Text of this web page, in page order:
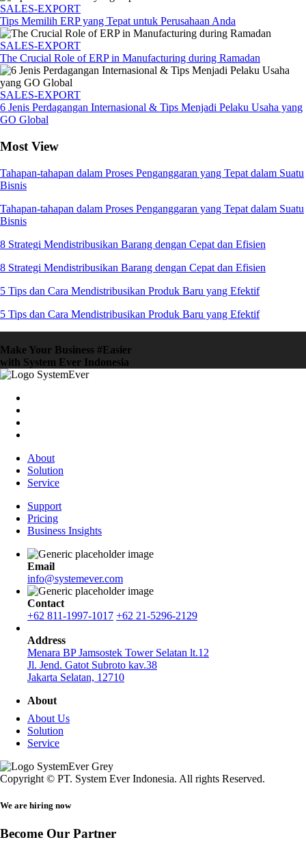
SALES-EXPORT
Tips Memilih ERP yang Tepat untuk Perusahaan Anda
SALES-EXPORT
The Crucial Role of ERP in Manufacturing during Ramadan
SALES-EXPORT
6 Jenis Perdagangan Internasional & Tips Menjadi Pelaku Usaha yang
GO Global
Most View
Tahapan-tahapan dalam Proses Penganggaran yang Tepat dalam Suatu
Bisnis
Tahapan-tahapan dalam Proses Penganggaran yang Tepat dalam Suatu
Bisnis
8 Strategi Mendistribusikan Barang dengan Cepat dan Efisien
8 Strategi Mendistribusikan Barang dengan Cepat dan Efisien
5 Tips dan Cara Mendistribusikan Produk Baru yang Efektif
5 Tips dan Cara Mendistribusikan Produk Baru yang Efektif
Make Your Business #Easier
with System Ever Indonesia
About
Solution
Service
Support
Pricing
Business Insights
Email
info@systemever.com
Contact
+62 811-1997-1017 +62 21-5296-2129
Address
Menara BP Jamsostek Tower Selatan lt.12
Jl. Jend. Gatot Subroto kav.38
Jakarta Selatan, 12710
About
About Us
Solution
Service
Copyright © PT. System Ever Indonesia. All rights Reserved.
We are hiring now
Become Our Partner